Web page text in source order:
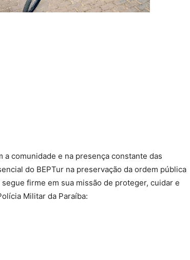
a comunidade e na presença constante das
do BEPTur na preservação da ordem pública
firme em sua missão de proteger, cuidar e
Militar da Paraíba: